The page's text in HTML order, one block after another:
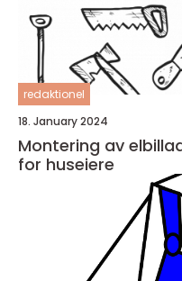
redaktionel
18. January 2024
Montering av
for huseiere